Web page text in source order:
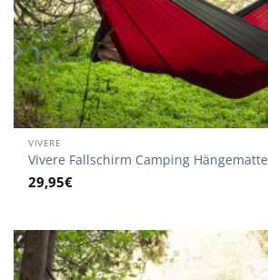
VIVERE
Vivere Fallschirm Camping Hängematte
29,95€